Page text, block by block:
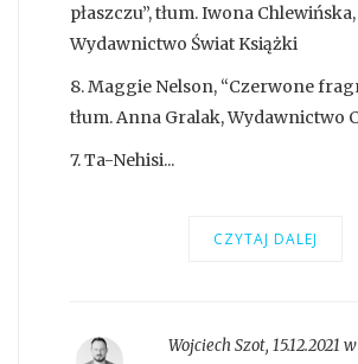
płaszczu”, tłum. Iwona Chlewińska,
Wydawnictwo Świat Książki
8. Maggie Nelson, “Czerwone
tłum. Anna Gralak, Wydawnictwo
7. Ta-Nehisi...
CZYTAJ DALEJ
Wojciech Szot, 15.12.2021